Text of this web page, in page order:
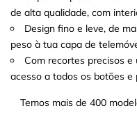
de alta qualidade, com
Design fino e leve, de
peso à tua capa de
Com recortes precisos
acesso a todos os botões e
Temos mais de 400